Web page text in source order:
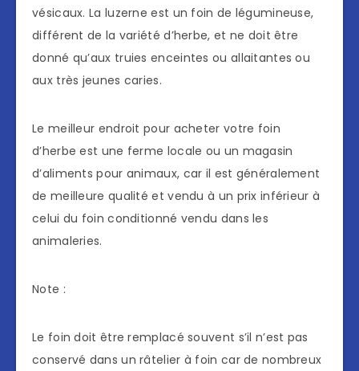
vésicaux. La luzerne est un foin de légumineuse,
différent de la variété d’herbe, et ne doit être
donné qu’aux truies enceintes ou allaitantes ou
aux très jeunes caries.
Le meilleur endroit pour acheter votre foin
d’herbe est une ferme locale ou un magasin
d’aliments pour animaux, car il est généralement
de meilleure qualité et vendu à un prix inférieur à
celui du foin conditionné vendu dans les
animaleries.
Note :
Le foin doit être remplacé souvent s’il n’est pas
conservé dans un râtelier à foin car de nombreux